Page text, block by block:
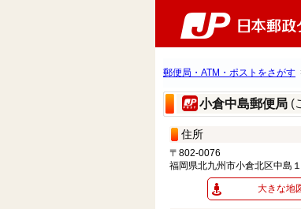
郵便局・ATM・ポストをさがす
小倉中島郵便局 (
住所
〒802-0076
福岡県北九州市小倉北区中島
大きな地